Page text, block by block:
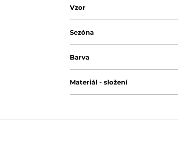
Vzor
Sezóna
Barva
Materiál - složení